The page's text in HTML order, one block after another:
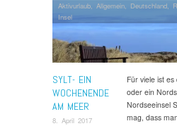
SYLT- EIN
WOCHENENDE
AM MEER
8. April 2017
Aktivurlaub, Allgemein, Deutschland,
Insel
Für viele ist
oder ein
Nordseeinsel
mag, dass